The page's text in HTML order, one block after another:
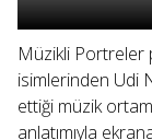
Müzikli Portreler
isimlerinden Udi
ettiği müzik
anlatımıyla